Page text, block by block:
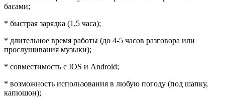
басами;
* быстрая зарядка (1,5 часа);
* длительное время работы (до 4-5 часов разговора или
прослушивания музыки);
* совместимость с IOS и Android;
* возможность использования в любую погоду (под шапку,
капюшон);